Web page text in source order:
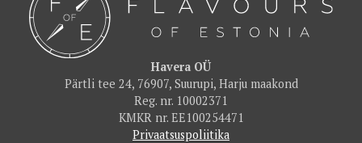
Havera OÜ
Pärtli tee 24, 76907, Suurupi, Harju maakond
Reg. nr. 10002371
KMKR nr. EE100254471
Privaatsuspoliitika